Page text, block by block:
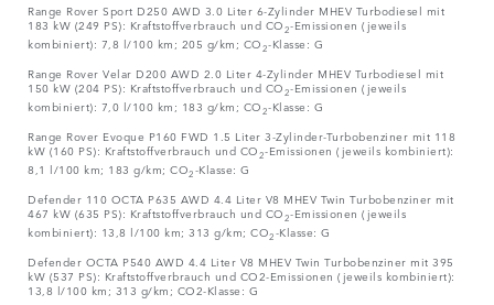
Range Rover Sport D250 AWD 3.0 Liter 6-Zylinder MHEV Turbodiesel mit
183 kW (249 PS): Kraftstoffverbrauch und CO2-Emissionen (jeweils
kombiniert): 7,8 l/100 km; 205 g/km; CO2-Klasse: G
Range Rover Velar D200 AWD 2.0 Liter 4-Zylinder MHEV Turbodiesel mit
150 kW (204 PS): Kraftstoffverbrauch und CO2-Emissionen (jeweils
kombiniert): 7,0 l/100 km; 183 g/km; CO2-Klasse: G
Range Rover Evoque P160 FWD 1.5 Liter 3-Zylinder-Turbobenziner mit 118
kW (160 PS): Kraftstoffverbrauch und CO2-Emissionen (jeweils kombiniert):
8,1 l/100 km; 183 g/km; CO2-Klasse: G
Defender 110 OCTA P635 AWD 4.4 Liter V8 MHEV Twin Turbobenziner mit
467 kW (635 PS): Kraftstoffverbrauch und CO2-Emissionen (jeweils
kombiniert): 13,8 l/100 km; 313 g/km; CO2-Klasse: G
Defender OCTA P540 AWD 4.4 Liter V8 MHEV Twin Turbobenziner mit 395
kW (537 PS): Kraftstoffverbrauch und CO2-Emissionen (jeweils kombiniert):
13,8 l/100 km; 313 g/km; CO2-Klasse: G